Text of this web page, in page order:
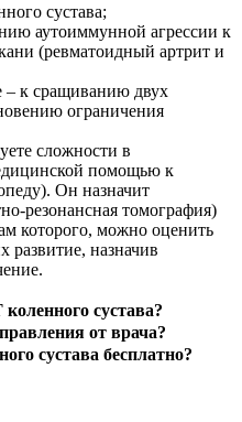
сустава;
аутоиммунной агрессии к
(ревматоидный артрит и
– к сращиванию двух
ограничения
сложности в
помощью к
Он назначит
резонансная томография)
которого, можно оценить
развитие, назначив
сустава?
от врача?
сустава бесплатно?